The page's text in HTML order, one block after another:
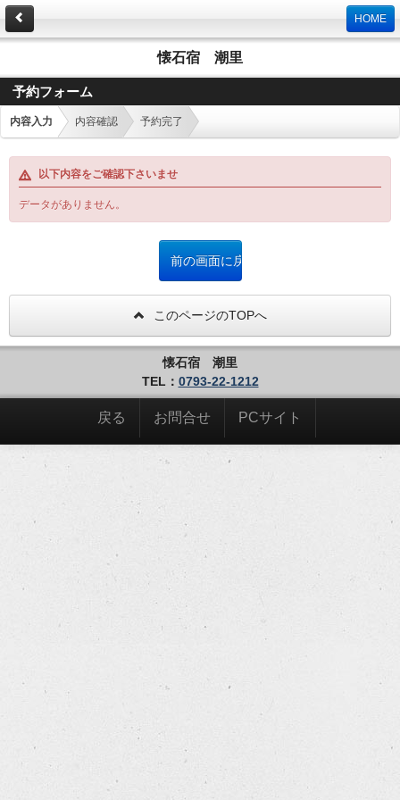
HOME
懐石宿 潮里
予約フォーム
内容入力 内容確認 予約完了
以下内容をご確認下さいませ
データがありません。
このページのTOPへ
懐石宿 潮里
TEL： 0793-22-1212
戻る お問合せ PCサイト